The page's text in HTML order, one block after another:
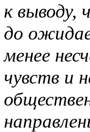
к выводу,
до
менее
чувств и